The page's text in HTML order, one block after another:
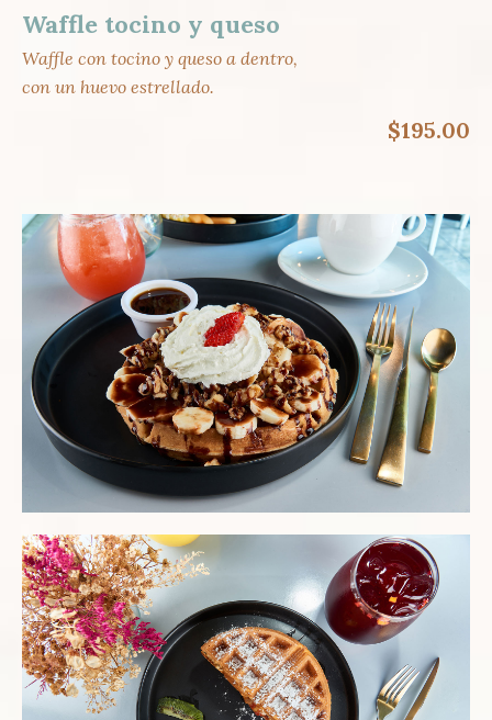
Waffle tocino y queso
Waffle con tocino y queso a dentro,
con un huevo estrellado.
$195.00